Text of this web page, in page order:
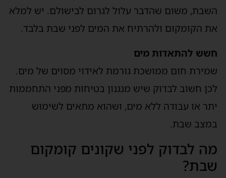
השבת, משום שהדבר עלול לגרום לבישולם. יש למלא
את הקומקום ולהרתיח את המים לפני שבת בלבד.
חשש להתאדות מים
שמירת חום ממושכת גורמת לאידוי מסוים של מים.
לכן חשוב לבדוק שיש מנגנון בטיחות מפני התחממות
יתר או עבודה ללא מים, ושהוא מתאים לשימוש
במצב שבת.
מה לבדוק לפני שקונים קומקום
שבת?